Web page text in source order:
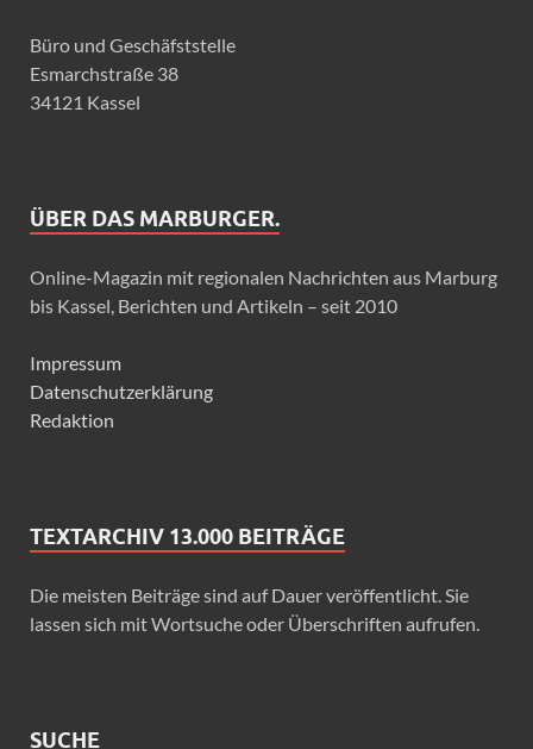
Büro und Geschäfststelle
Esmarchstraße 38
34121 Kassel
ÜBER DAS MARBURGER.
Online-Magazin mit regionalen Nachrichten aus Marburg
bis Kassel, Berichten und Artikeln – seit 2010
Impressum
Datenschutzerklärung
Redaktion
TEXTARCHIV 13.000 BEITRÄGE
Die meisten Beiträge sind auf Dauer veröffentlicht. Sie
lassen sich mit Wortsuche oder Überschriften aufrufen.
SUCHE